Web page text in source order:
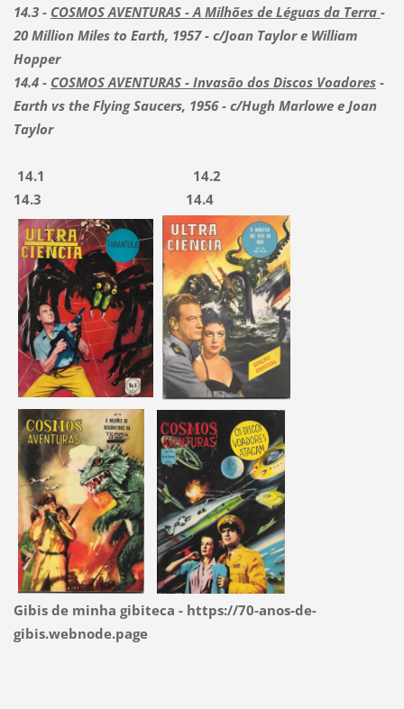
14.3 - COSMOS AVENTURAS - A Milhões de Léguas da Terra -
20 Million Miles to Earth, 1957 - c/Joan Taylor e William
Hopper
14.4 - COSMOS AVENTURAS - Invasão dos Discos Voadores-
Earth vs the Flying Saucers, 1956 - c/Hugh Marlowe e Joan
Taylor
14.1 14.2
14.3 14.4
Gibis de minha gibiteca - https://70-anos-de-
gibis.webnode.page